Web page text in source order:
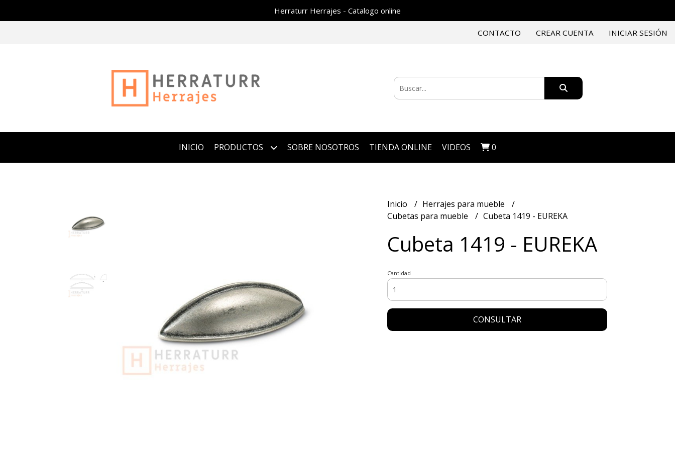
Herraturr Herrajes - Catalogo online
CONTACTO CREAR CUENTA INICIAR SESIÓN
INICIO PRODUCTOS SOBRE NOSOTROS TIENDA ONLINE VIDEOS 0
Inicio
Herrajes para mueble
Cubetas para mueble
Cubeta 1419 - EUREKA
Cubeta 1419 - EUREKA
Cantidad
CONSULTAR